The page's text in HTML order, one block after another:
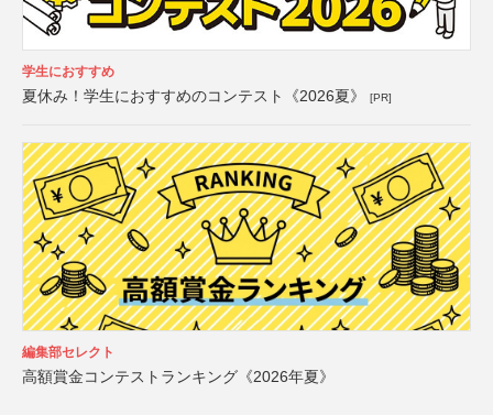
学生におすすめ
夏休み！学生におすすめのコンテスト《2026夏》 [PR]
編集部セレクト
高額賞金コンテストランキング《2026年夏》